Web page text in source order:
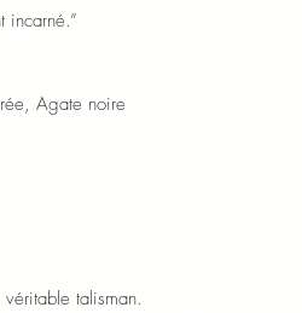
incarné.”
Agate noire
talisman.